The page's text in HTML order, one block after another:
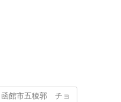
函館市五稜郭 チョ